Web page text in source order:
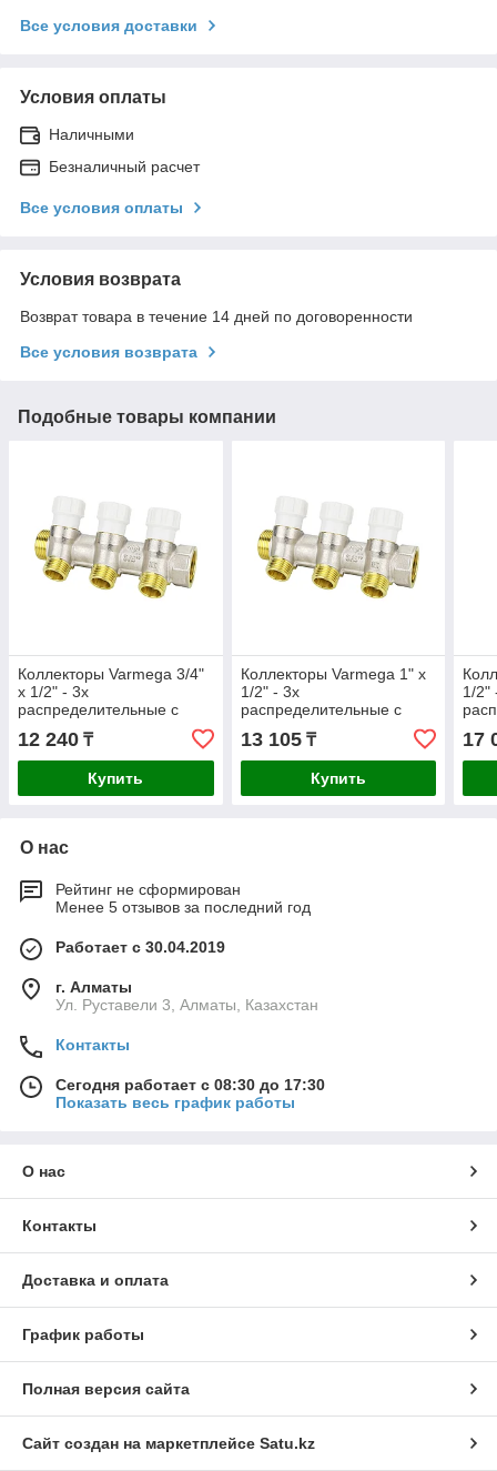
Все условия доставки
Условия оплаты
Наличными
Безналичный расчет
Все условия оплаты
Условия возврата
Возврат товара в течение 14 дней по договоренности
Все условия возврата
Подобные товары компании
Коллекторы Varmega 3/4"
х 1/2" - 3х
распределительные с
12 240 ₸
Купить
Коллекторы Varmega 1" х
1/2" - 3х
распределительные с
13 105₸
Купить
1/2"
17
О нас
Рейтинг не сформирован
Менее 5 отзывов за последний год
Работает с 30.04.2019
г. Алматы
Ул. Руставели 3, Алматы, Казахстан
Контакты
Сегодня работает с 08:30 до 17:30
Показать весь график работы
О нас
Контакты
Доставка и оплата
График работы
Полная версия сайта
Сайт создан на маркетплейсе Satu.kz